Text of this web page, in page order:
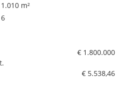
1.010 m²
6
€ 1.800.000
€ 5.538,46